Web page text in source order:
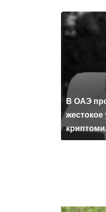
В ОАЭ
жестокое